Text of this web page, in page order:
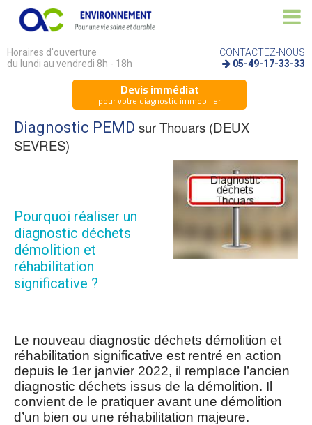
Horaires d'ouverture
du lundi au vendredi 8h - 18h
CONTACTEZ-NOUS
05-49-17-33-33
Devis immédiat
pour votre diagnostic immobilier
Diagnostic PEMD sur Thouars (DEUX
SEVRES)
Pourquoi réaliser un
diagnostic déchets
démolition et
réhabilitation
significative ?
Le nouveau diagnostic déchets démolition et
réhabilitation significative est rentré en action
depuis le 1er janvier 2022, il remplace l’ancien
diagnostic déchets issus de la démolition. Il
convient de le pratiquer avant une démolition
d’un bien ou une réhabilitation majeure.